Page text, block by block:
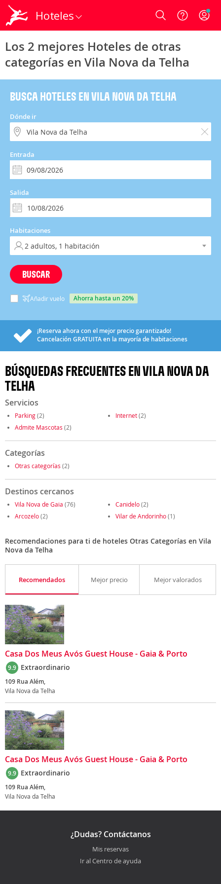
Hoteles Login
Los 2 mejores Hoteles de otras
categorías en Vila Nova da Telha
BUSCA HOTELES EN VILA NOVA DA TELHA
Dónde ir
Entrada
Salida
Habitaciones
BUSCAR
Añadir vuelo ahorra hasta un 20%
¡Reserva ahora con el mejor precio garantizado!
Cancelación GRATUITAen la mayoría de habitaciones
BÚSQUEDAS FRECUENTES EN VILA NOVA DA
TELHA
Servicios
Parking(2) Internet(2)
Admite Mascotas (2)
Categorías
Otras categorías (2)
Destinos cercanos
Vila Nova de Gaia (76) Canidelo(2)
Arcozelo(2) Vilar de Andorinho(1)
Recomendaciones para ti de hoteles Otras Categorías en Vila
Nova da Telha
Recomendados Mejor precio Mejor valorados
Casa Dos Meus Avós Guest House - Gaia & Porto
9.9 Extraordinario
109 Rua Além,
Vila Nova da Telha
Casa Dos Meus Avós Guest House - Gaia & Porto
9.9 Extraordinario
109 Rua Além,
Vila Nova da Telha
¿Dudas? Contáctanos
Mis reservas
Ir al Centro de ayuda